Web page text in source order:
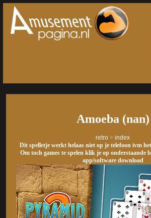
Amoeba (nan)
retro > index
Dit spelletje werkt helaas niet op je telefoon ivm
Om toch games te spelen klik je op onderstaande
app/software download